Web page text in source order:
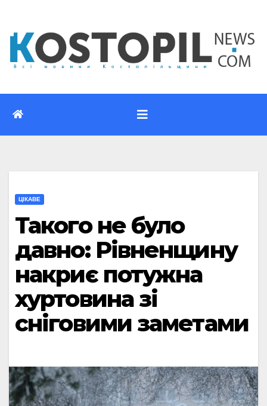
вмісту
ЦІКАВЕ
Такого не було
давно: Рівненщину
накриє потужна
хуртовина зі
сніговими заметами